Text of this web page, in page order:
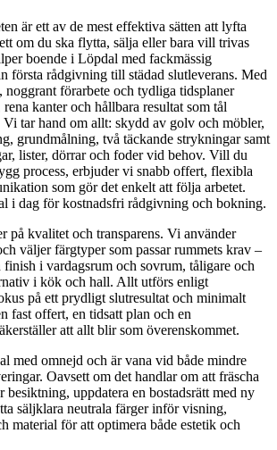
är ett av de mest effektiva sätten att lyfta
om du ska flytta, sälja eller bara vill trivas
boende i Löpdal med fackmässig
första rådgivning till städad slutleverans. Med
noggrant förarbete och tydliga tidsplaner
kanter och hållbara resultat som tål
Vi tar hand om allt: skydd av golv och möbler,
grundmålning, två täckande strykningar samt
lister, dörrar och foder vid behov. Vill du
process, erbjuder vi snabb offert, flexibla
som gör det enkelt att följa arbetet.
i dag för kostnadsfri rådgivning och bokning.
på kvalitet och transparens. Vi använder
väljer färgtyper som passar rummets krav –
finish i vardagsrum och sovrum, tåligare och
i kök och hall. Allt utförs enligt
på ett prydligt slutresultat och minimalt
fast offert, en tidsatt plan och en
att allt blir som överenskommet.
med omnejd och är vana vid både mindre
Oavsett om det handlar om att fräscha
besiktning, uppdatera en bostadsrätt med ny
säljklara neutrala färger inför visning,
material för att optimera både estetik och